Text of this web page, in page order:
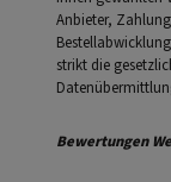
Anbieter,
strikt die
Bewertungen